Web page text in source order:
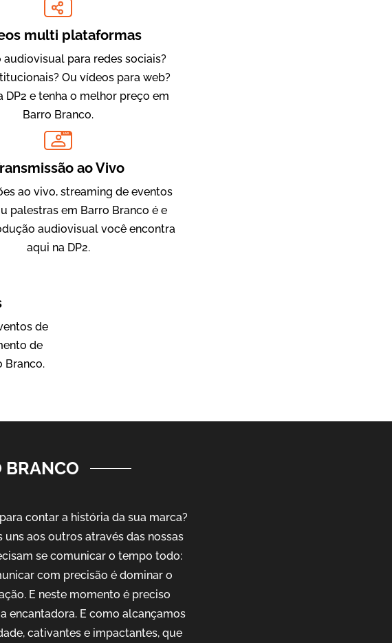
multi plataformas
audiovisual para redes sociais?
Ou vídeos para web?
DP2 e tenha o melhor preço em
Barro Branco.
LIVE
ao Vivo
ao vivo, streaming de eventos
palestras em Barro Branco é e
audiovisual você encontra
aqui na DP2.
de
de
Branco.
BRANCO
contar a história da sua marca?
aos outros através das nossas
se comunicar o tempo todo:
com precisão é dominar o
E neste momento é preciso
encantadora. E como alcançamos
cativantes e impactantes, que